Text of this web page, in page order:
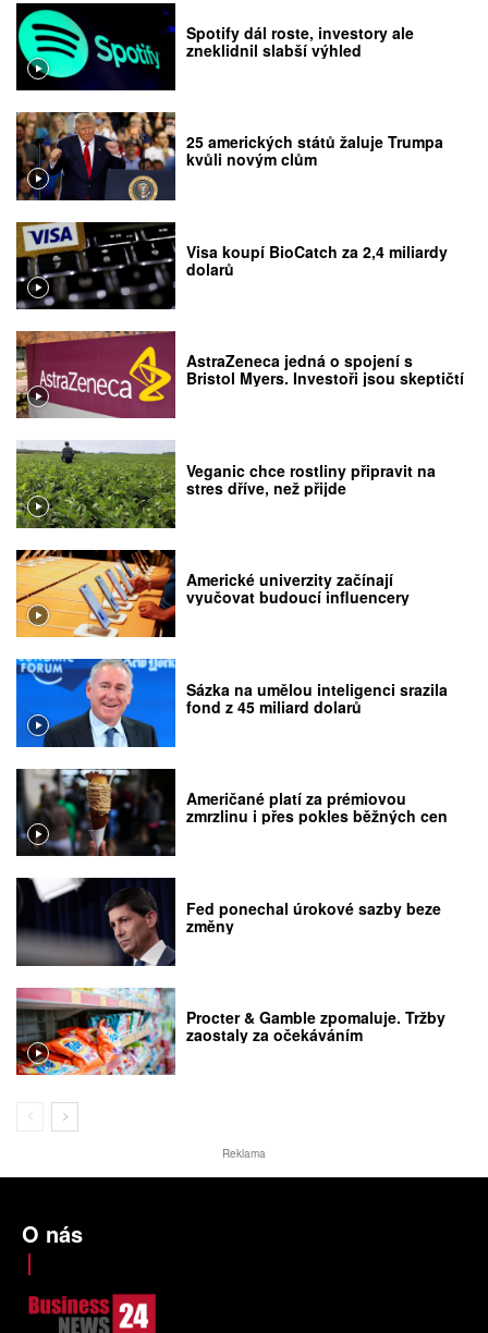
Spotify dál roste, investory ale
zneklidnil slabší výhled
25 amerických států žaluje Trumpa
kvůli novým clům
Visa koupí BioCatch za 2,4 miliardy
dolarů
AstraZeneca jedná o spojení s
Bristol Myers. Investoři jsou skeptičtí
Veganic chce rostliny připravit na
stres dříve, než přijde
Americké univerzity začínají
vyučovat budoucí influencery
Sázka na umělou inteligenci srazila
fond z 45 miliard dolarů
Američané platí za prémiovou
zmrzlinu i přes pokles běžných cen
Fed ponechal úrokové sazby beze
změny
Procter & Gamble zpomaluje. Tržby
zaostaly za očekáváním
Reklama
O nás